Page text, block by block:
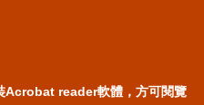
Acrobat reader軟體，方可閱覽